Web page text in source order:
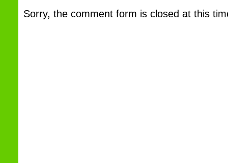
Sorry, the comment form is closed at this